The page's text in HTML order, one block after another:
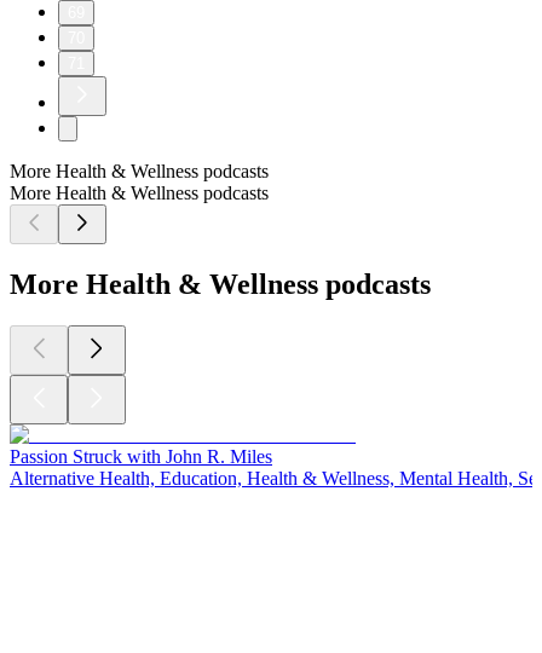
More Health & Wellness podcasts
More Health & Wellness podcasts
More Health & Wellness podcasts
Passion Struck with John R. Miles
Alternative Health, Education, Health & Wellness, Mental Health,